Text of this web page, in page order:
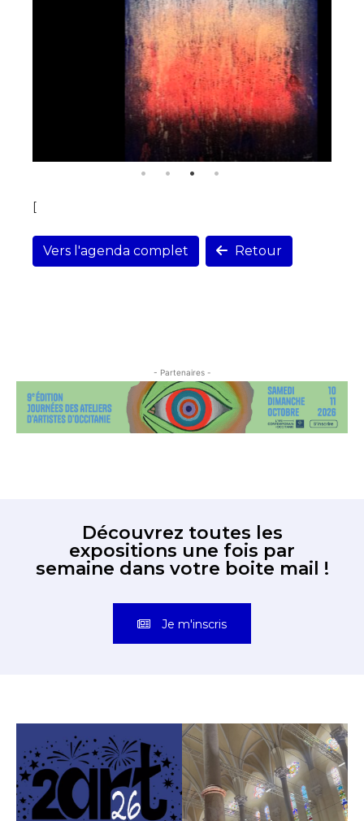
[
Vers l'agenda complet Retour
- Partenaires -
Découvrez toutes les
expositions une fois par
semaine dans votre boite mail !
Je m'inscris